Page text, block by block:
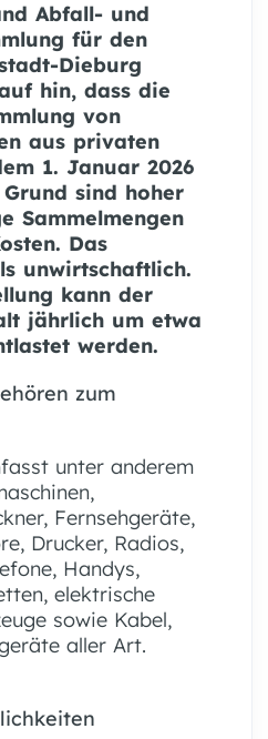
Abfall- und
für den
Dieburg
hin, dass die
von
aus privaten
1. Januar 2026
sind hoher
Sammelmengen
Das
unwirtschaftlich.
kann der
jährlich um etwa
werden.
zum
unter anderem
Fernsehgeräte,
Drucker, Radios,
Handys,
elektrische
sowie Kabel,
aller Art.